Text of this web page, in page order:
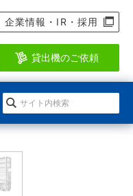
企業情報・IR・採用
貸出機のご依頼